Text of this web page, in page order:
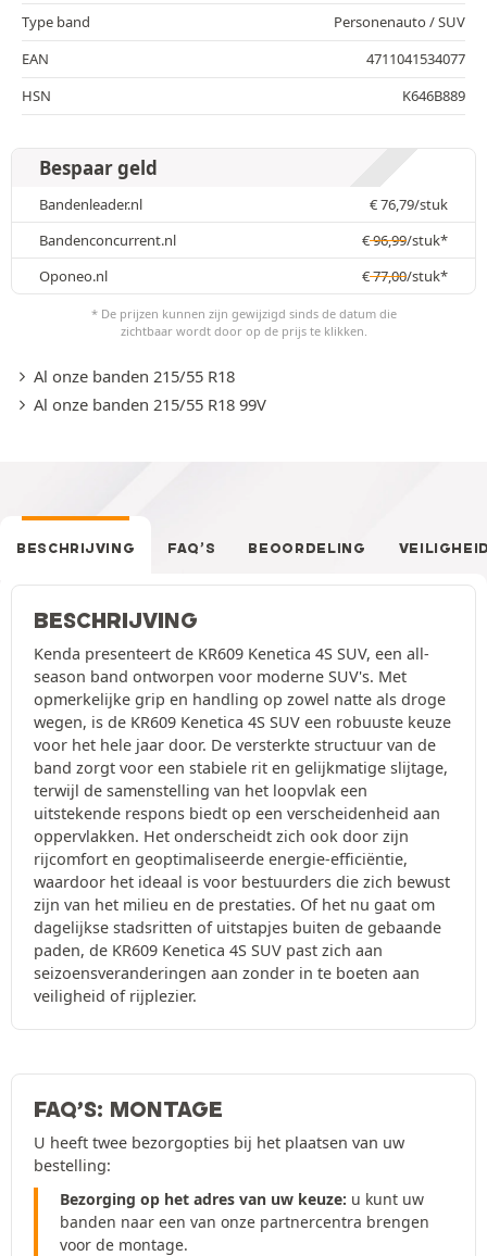
Type band
Personenauto / SUV
EAN
4711041534077
HSN
K646B889
Bespaar geld
Bandenleader.nl €76,79/stuk
Bandenconcurrent.nl
€96,99/stuk*
Oponeo.nl
€77,00/stuk*
* De prijzen kunnen zijn gewijzigd sinds de datum die
zichtbaar wordt door op de prijs te klikken.
Al onze banden 215/55 R18
Al onze banden 215/55 R18 99V
BESCHRIJVING FAQ’S BEOORDELING
BESCHRIJVING
Kenda presenteert de KR609 Kenetica 4S SUV, een all-
season band ontworpen voor moderne SUV's. Met
opmerkelijke grip en handling op zowel natte als droge
wegen, is de KR609 Kenetica 4S SUV een robuuste keuze
voor het hele jaar door. De versterkte structuur van de
band zorgt voor een stabiele rit en gelijkmatige slijtage,
terwijl de samenstelling van het loopvlak een
uitstekende respons biedt op een verscheidenheid aan
oppervlakken. Het onderscheidt zich ook door zijn
rijcomfort en geoptimaliseerde energie-efficiëntie,
waardoor het ideaal is voor bestuurders die zich bewust
zijn van het milieu en de prestaties. Of het nu gaat om
dagelijkse stadsritten of uitstapjes buiten de gebaande
paden, de KR609 Kenetica 4S SUV past zich aan
seizoensveranderingen aan zonder in te boeten aan
veiligheid of rijplezier.
FAQ’S: MONTAGE
U heeft twee bezorgopties bij het plaatsen van uw
bestelling:
Bezorging op het adres van uw keuze: u kunt uw
banden naar een van onze partnercentra brengen
voor de montage.